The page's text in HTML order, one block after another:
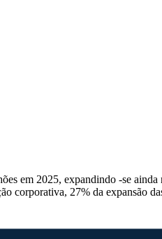
em 2025, expandindo -se
corporativa, 27% da expansão